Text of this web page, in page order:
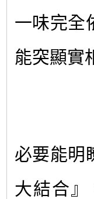
一味完全
能突顯實
必要能明
大結合